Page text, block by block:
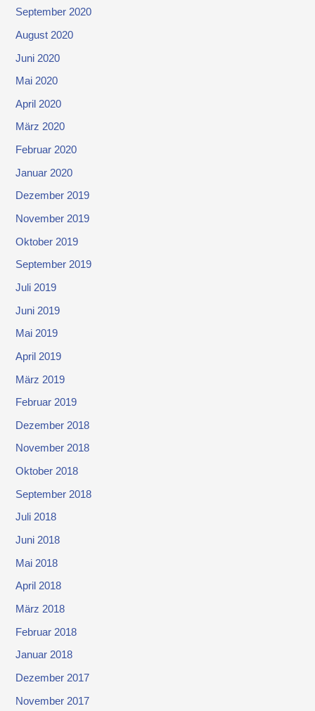
September 2020
August 2020
Juni 2020
Mai 2020
April 2020
März 2020
Februar 2020
Januar 2020
Dezember 2019
November 2019
Oktober 2019
September 2019
Juli 2019
Juni 2019
Mai 2019
April 2019
März 2019
Februar 2019
Dezember 2018
November 2018
Oktober 2018
September 2018
Juli 2018
Juni 2018
Mai 2018
April 2018
März 2018
Februar 2018
Januar 2018
Dezember 2017
November 2017